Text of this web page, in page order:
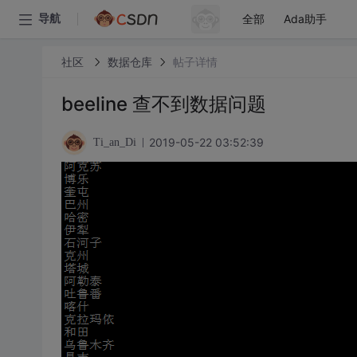
导航 全部 Ada助手
社区 数据仓库 帖子详情
beeline 查不到数据问题
Ti_an_Di 2019-05-22 03:52:39